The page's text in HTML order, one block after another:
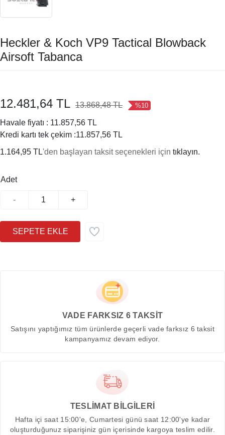
Heckler & Koch VP9 Tactical Blowback
Airsoft Tabanca
12.481,64 TL 13.868,48 TL %10
Havale fiyatı : 11.857,56 TL
Kredi kartı tek çekim :11.857,56 TL
1.164,95 TL'den başlayan taksit seçenekleri için tıklayın.
Adet
- +
VADE FARKSIZ 6 TAKSİT
Satışını yaptığımız tüm ürünlerde geçerli vade farksız 6 taksit
kampanyamız devam ediyor.
TESLİMAT BİLGİLERİ
Hafta içi saat 15:00'e, Cumartesi günü saat 12:00'ye kadar
oluşturduğunuz siparişiniz gün içerisinde kargoya teslim edilir.